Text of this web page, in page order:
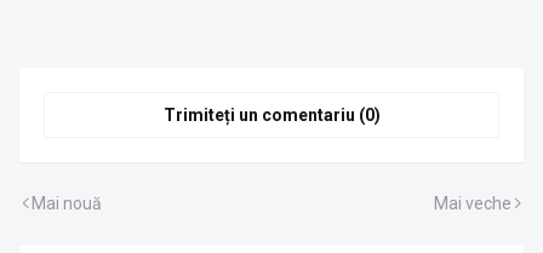
Trimiteți un comentariu (0)
Mai nouă Mai veche